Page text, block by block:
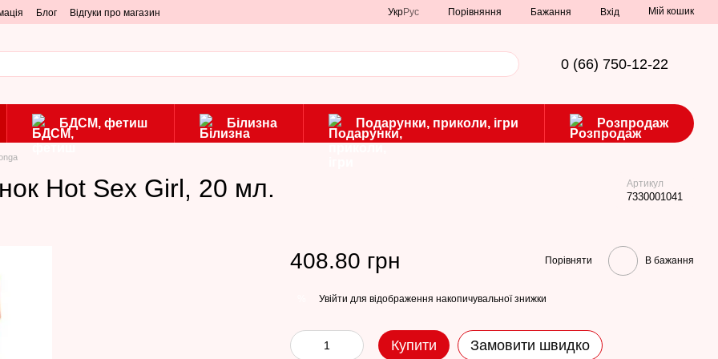
Блог Відгуки про магазин УкрРус Порівняння Бажання Вхід Мій кошик
0 (66) 750-12-22
БДСМ, фетиш Білизна Подарунки, приколи, ігри Розпродаж
Hot Sex Girl, 20 мл. Артикул
7330001041
408.80 грн Порівняти В бажання
Увійти для відображення накопичувальної знижки
Купити Замовити швидко